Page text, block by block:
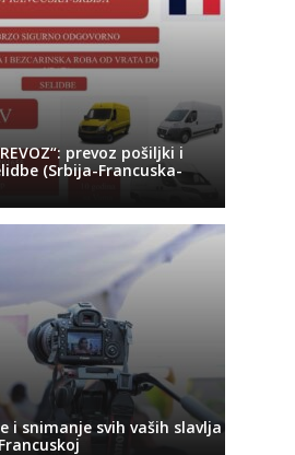
prevoz pošiljki i
(Srbija-Francuska-
i snimanje svih vaših slavlja